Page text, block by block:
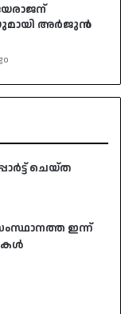
അർജുൻ
ചെയ്ത
ഇന്ന്